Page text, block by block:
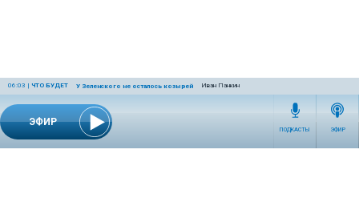
ЭФИР
06:03 | ЧТО БУДЕТ У Зеленского не осталось козырей Иван Панкин
ПОДКАСТЫ ЭФИР